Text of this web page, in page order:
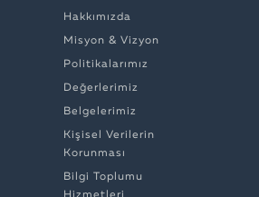
Hakkımızda
Misyon & Vizyon
Politikalarımız
Değerlerimiz
Belgelerimiz
Kişisel Verilerin
Korunması
Bilgi Toplumu